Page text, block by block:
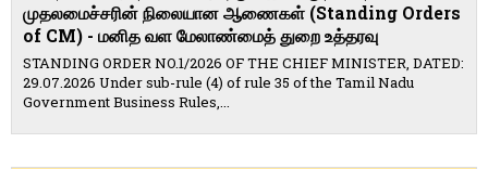
முதலமைச்சரின் நிலையான ஆணைகள் (Standing Orders
of CM) - மனித வள மேலாண்மைத் துறை உத்தரவு
STANDING ORDER NO.1/2026 OF THE CHIEF MINISTER, DATED:
29.07.2026 Under sub-rule (4) of rule 35 of the Tamil Nadu
Government Business Rules,...